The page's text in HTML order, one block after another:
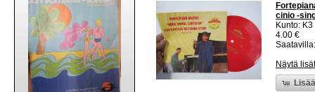
cinio -
Kunto:
4.00 €
Näytä